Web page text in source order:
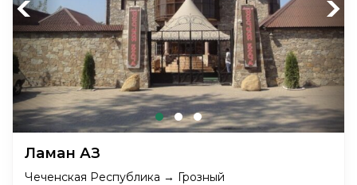
Previous Next
Ламан АЗ
Чеченская Республика → Грозный